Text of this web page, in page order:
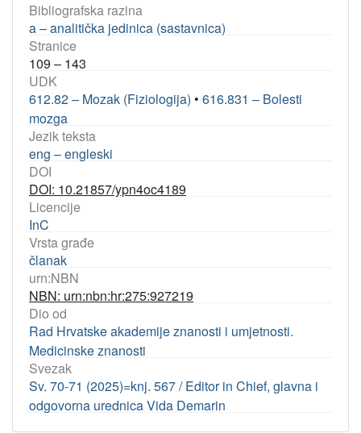
Bibliografska razina
a – analitička jedinica (sastavnica)
Stranice
109 – 143
UDK
612.82 – Mozak (Fiziologija) • 616.831 – Bolesti
mozga
Jezik teksta
eng – engleski
DOI
DOI: 10.21857/ypn4oc4189
Licencije
InC
Vrsta građe
članak
urn:NBN
NBN: urn:nbn:hr:275:927219
Dio od
Rad Hrvatske akademije znanosti i umjetnosti.
Medicinske znanosti
Svezak
Sv. 70-71 (2025)=knj. 567 / Editor in Chief, glavna i
odgovorna urednica Vida Demarin